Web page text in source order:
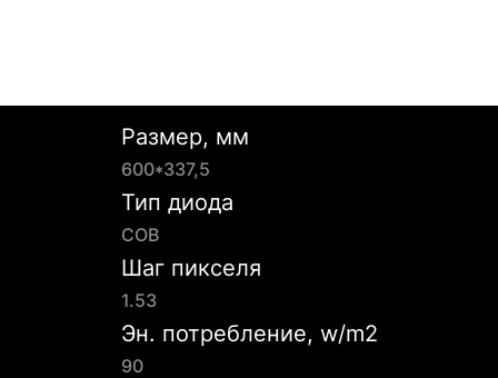
Размер, мм
600*337,5
Тип диода
COB
Шаг пикселя
1.53
Эн. потребление, w/m2
90